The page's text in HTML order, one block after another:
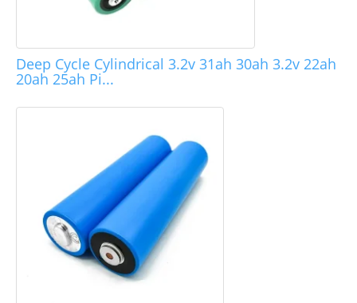
Deep Cycle Cylindrical 3.2v 31ah 30ah 3.2v 22ah
20ah 25ah Pi...